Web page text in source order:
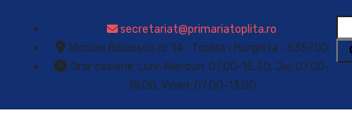
secretariat@primariatoplita.ro
Nicolae Bălcescu nr. 14 • Toplița • Harghita • 535700
Orar casierie: Luni-Miercuri: 07.00-15.30; Joi: 07.00-
18.00; Vineri: 07.00-13.00